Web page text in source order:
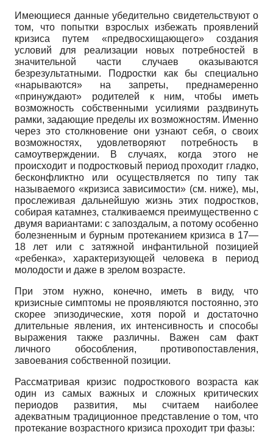
Имеющиеся данные убедительно свидетельствуют о
том, что попытки взрослых избежать проявлений
кризиса путем «предвосхищающего» создания
условий для реализации новых потребностей в
значительной части случаев оказываются
безрезультатными. Подростки как бы специально
«нарываются» на запреты, преднамеренно
«принуждают» родителей к ним, чтобы иметь
возможность собственными усилиями раздвинуть
рамки, задающие пределы их возможностям. Именно
через это столкновение они узнают себя, о своих
возможностях, удовлетворяют потребность в
самоутверждении. В случаях, когда этого не
происходит и подростковый период проходит гладко,
бесконфликтно или осуществляется по типу так
называемого «кризиса зависимости» (см. ниже), мы,
прослеживая дальнейшую жизнь этих подростков,
собирая катамнез, сталкиваемся преимущественно с
двумя вариантами: с запоздалым, а потому особенно
болезненным и бурным протеканием кризиса в 17—
18 лет или с затяжной инфантильной позицией
«ребенка», характеризующей человека в период
молодости и даже в зрелом возрасте.
При этом нужно, конечно, иметь в виду, что
кризисные симптомы не проявляются постоянно, это
скорее эпизодические, хотя порой и достаточно
длительные явления, их интенсивность и способы
выражения также различны. Важен сам факт
личного обособления, противопоставления,
завоевания собственной позиции.
Рассматривая кризис подросткового возраста как
один из самых важных и сложных критических
периодов развития, мы считаем наиболее
адекватным традиционное представление о том, что
протекание возрастного кризиса проходит три фазы: